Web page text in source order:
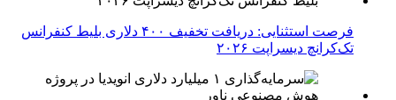
فرصت استثنایی: دریافت تخفیف ۴۰۰ دلاری بلیط کنفرانس
تک‌کرانچ دیسراپت ۲۰۲۶